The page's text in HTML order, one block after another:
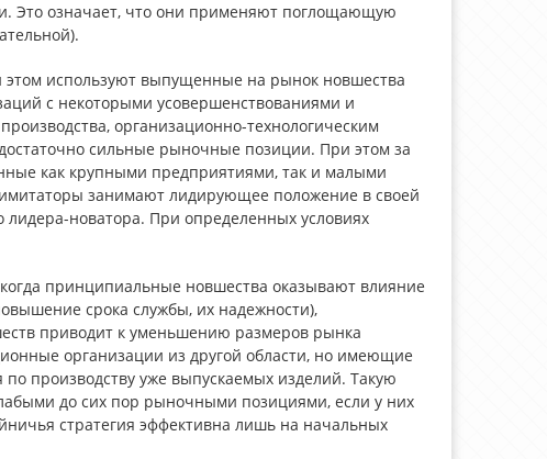
Это означает, что они применяют поглощающую
этом используют выпущенные на рынок новшества
с некоторыми усовершенствованиями и
организационно-технологическим
сильные рыночные позиции. При этом за
как крупными предприятиями, так и малыми
занимают лидирующее положение в своей
новатора. При определенных условиях
принципиальные новшества оказывают влияние
срока службы, их надежности),
приводит к уменьшению размеров рынка
организации из другой области, но имеющие
производству уже выпускаемых изделий. Такую
до сих пор рыночными позициями, если у них
стратегия эффективна лишь на начальных